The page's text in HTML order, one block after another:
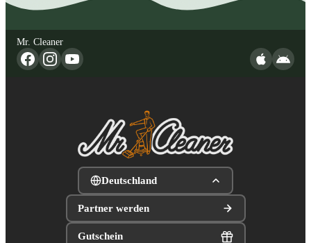
Mr. Cleaner
Deutschland
Partner werden
Gutschein